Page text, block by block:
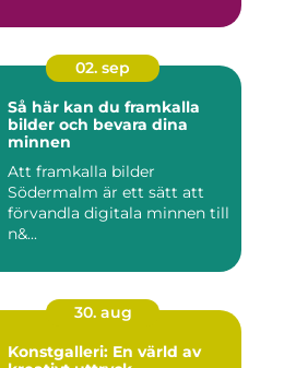
02. sep
Så här kan du framkalla
bilder och bevara dina
minnen
Att framkalla bilder
Södermalm är ett sätt att
förvandla digitala minnen till
n&...
30. aug
Konstgalleri: En värld av